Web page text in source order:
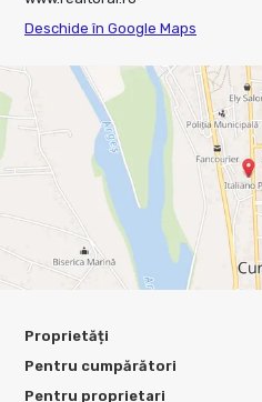
Deschide în Google Maps
Proprietăți
Pentru cumpărători
Pentru proprietari